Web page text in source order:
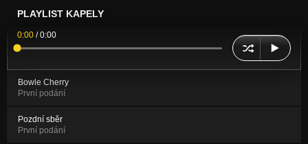
PLAYLIST KAPELY
0:00 /0:00
Bowle Cherry
První podání
Pozdní sběr
První podání